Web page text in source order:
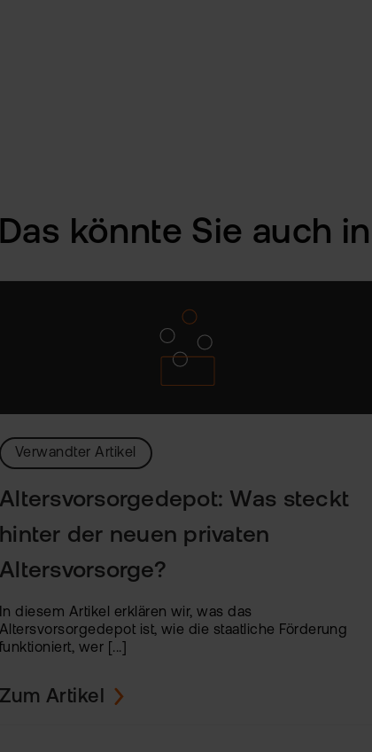
könnte Sie auch
Verwandter Artikel
Altersvorsorgedepot: Was steckt
hinter der neuen privaten
Altersvorsorge?
In diesem Artikel erklären wir, was das
Altersvorsorgedepot ist, wie die staatliche Förderung
funktioniert, wer [...]
Zum Artikel